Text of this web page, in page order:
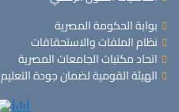
بوابة الحكومة المصرية
نظام الملفات والاستحقاقات
اتحاد مكتبات الجامعات المصرية
الهيئة القومية لضمان جودة التعليم